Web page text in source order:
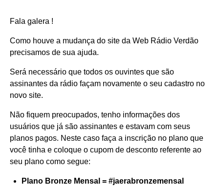
Fala galera !
Como houve a mudança do site da Web Rádio Verdão
precisamos de sua ajuda.
Será necessário que todos os ouvintes que são
assinantes da rádio façam novamente o seu cadastro no
novo site.
Não fiquem preocupados, tenho informações dos
usuários que já são assinantes e estavam com seus
planos pagos. Neste caso faça a inscrição no plano que
você tinha e coloque o cupom de desconto referente ao
seu plano como segue:
Plano Bronze Mensal = #jaerabronzemensal